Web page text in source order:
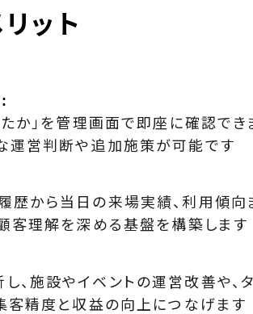
ット
たか」を管理画面で即座に確認で
運営判断や追加施策が可能です
歴から当日の来場実績、利用傾向
客理解を深める基盤を構築します
、施設やイベントの運営改善や、
客精度と収益の向上につなげます